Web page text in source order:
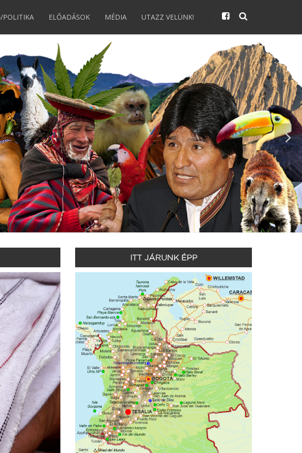
POLITIKA ELŐADÁSOK MÉDIA UTAZZ VELÜNK!
ITT JÁRUNK ÉPP